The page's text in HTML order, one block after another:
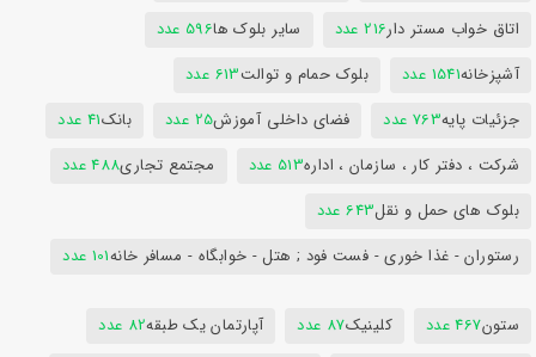
اتاق خواب مستر دار216 عدد سایر بلوک ها596 عدد
آشپزخانه1541 عدد بلوک حمام و توالت613 عدد
جزئیات پایه763 عدد فضای داخلی آموزش25 عدد بانک41 عدد
شرکت ، دفتر کار ، سازمان ، اداره513 عدد مجتمع تجاری488 عدد
بلوک های حمل و نقل643 عدد
رستوران - غذا خوری - فست فود ; هتل - خوابگاه - مسافر خانه101 عدد
ستون467 عدد کلینیک87 عدد آپارتمان یک طبقه82 عدد